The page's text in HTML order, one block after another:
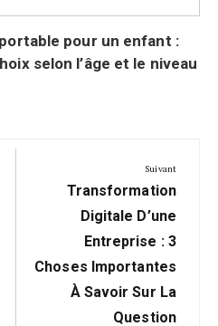
pour un enfant :
selon l’âge et le niveau
Suivant
Suivant:
Transformation
Digitale D’une
Entreprise : 3
Choses Importantes
À Savoir Sur La
Question